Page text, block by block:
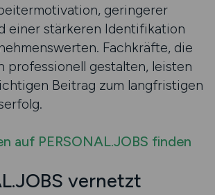
geringerer
einer stärkeren Identifikation
Fachkräfte, die
professionell gestalten, leisten
Beitrag zum langfristigen
auf PERSONAL.JOBS finden
vernetzt